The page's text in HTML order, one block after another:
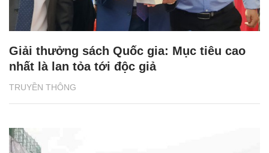
TRUYỀN THÔNG
Giải thưởng sách Quốc gia: Mục tiêu cao
nhất là lan tỏa tới độc giả